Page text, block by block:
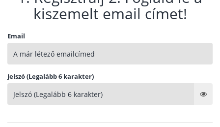
kiszemelt email címet!
Email
Jelszó (Legalább 6 karakter)